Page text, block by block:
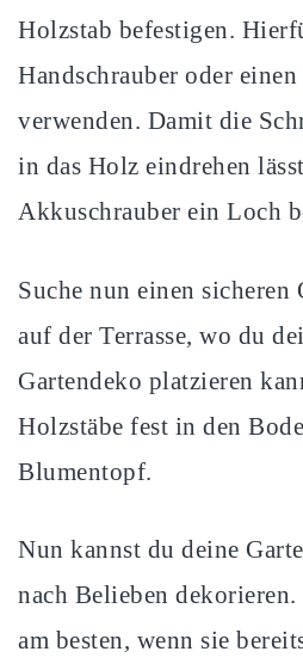
Holzstab befestigen.
Handschrauber oder
verwenden. Damit die
in das Holz eindrehen
Akkuschrauber ein Loch
Suche nun einen sicheren
auf der Terrasse, wo du
Gartendeko platzieren
Holzstäbe fest in den
Blumentopf.
Nun kannst du deine
nach Belieben
am besten, wenn sie